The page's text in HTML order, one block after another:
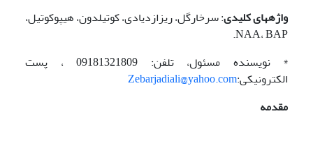
واژه­های کلیدی: سرخارگل، ریزازدیادی، کوتیلدون، هیپوکوتیل،
NAA، BAP.
* نویسنده مسئول، تلفن: 09181321809 ، پست
الکترونیکی:Zebarjadiali@yahoo.com
مقدمه